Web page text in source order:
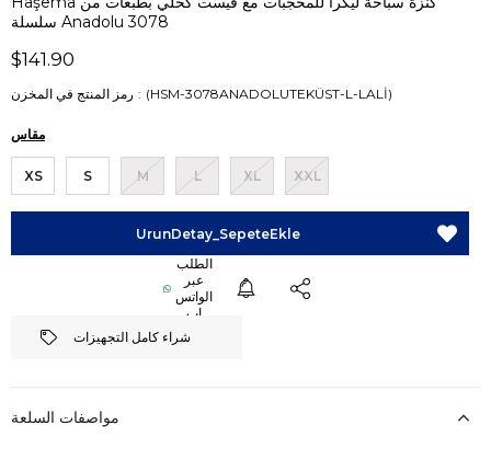
سلسلة Anadolu 3078
$141.90
رمز المنتج في المخزن (HSM-3078ANADOLUTEKÜST-L-LALİ)
مقاس
XS S M L XL XXL
شراء كامل التجهيزات
مواصفات السلعة